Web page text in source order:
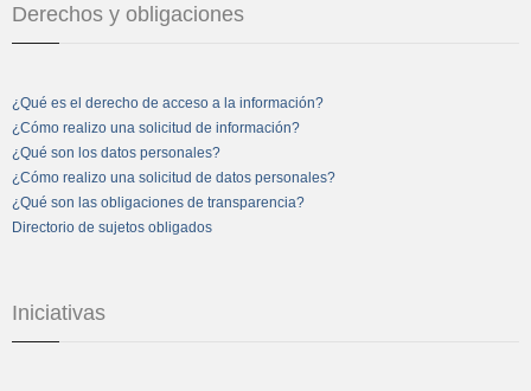
Derechos y obligaciones
¿Qué es el derecho de acceso a la información?
¿Cómo realizo una solicitud de información?
¿Qué son los datos personales?
¿Cómo realizo una solicitud de datos personales?
¿Qué son las obligaciones de transparencia?
Directorio de sujetos obligados
Iniciativas